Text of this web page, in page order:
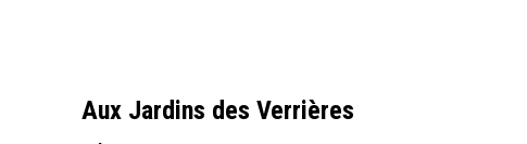
Aux Jardins des Verrières